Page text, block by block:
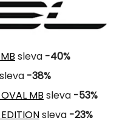
sleva -40%
sleva -38%
MB sleva -53%
sleva -23%